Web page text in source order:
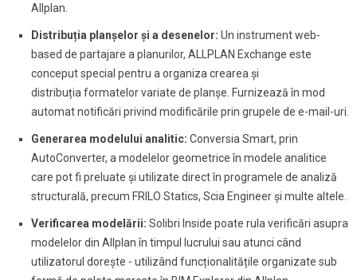
Allplan.
Distribuția planșelor și a desenelor: Un instrument web-
based de partajare a planurilor, ALLPLAN Exchange este
conceput special pentru a organiza crearea și
distribuția formatelor variate de planșe. Furnizează în mod
automat notificări privind modificările prin grupele de e-mail-uri.
Generarea modelului analitic: Conversia Smart, prin
AutoConverter, a modelelor geometrice în modele analitice
care pot fi preluate și utilizate direct în programele de analiză
structurală, precum FRILO Statics, Scia Engineer și multe altele.
Verificarea modelării: Solibri Inside poate rula verificări asupra
modelelor din Allplan în timpul lucrului sau atunci când
utilizatorul dorește - utilizând funcționalitățile organizate sub